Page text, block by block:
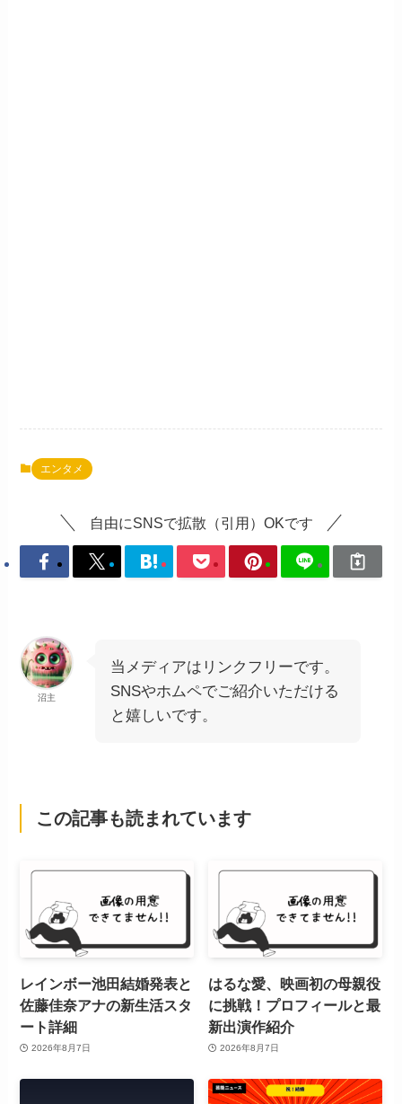
エンタメ
自由にSNSで拡散（引用）OKです
沼主
当メディアはリンクフリーです。
SNSやホムペでご紹介いただける
と嬉しいです。
この記事も読まれています
レインボー池田結婚発表と
佐藤佳奈アナの新生活スタ
ート詳細
2026年8月7日
はるな愛、映画初の母親役
に挑戦！プロフィールと最
新出演作紹介
2026年8月7日